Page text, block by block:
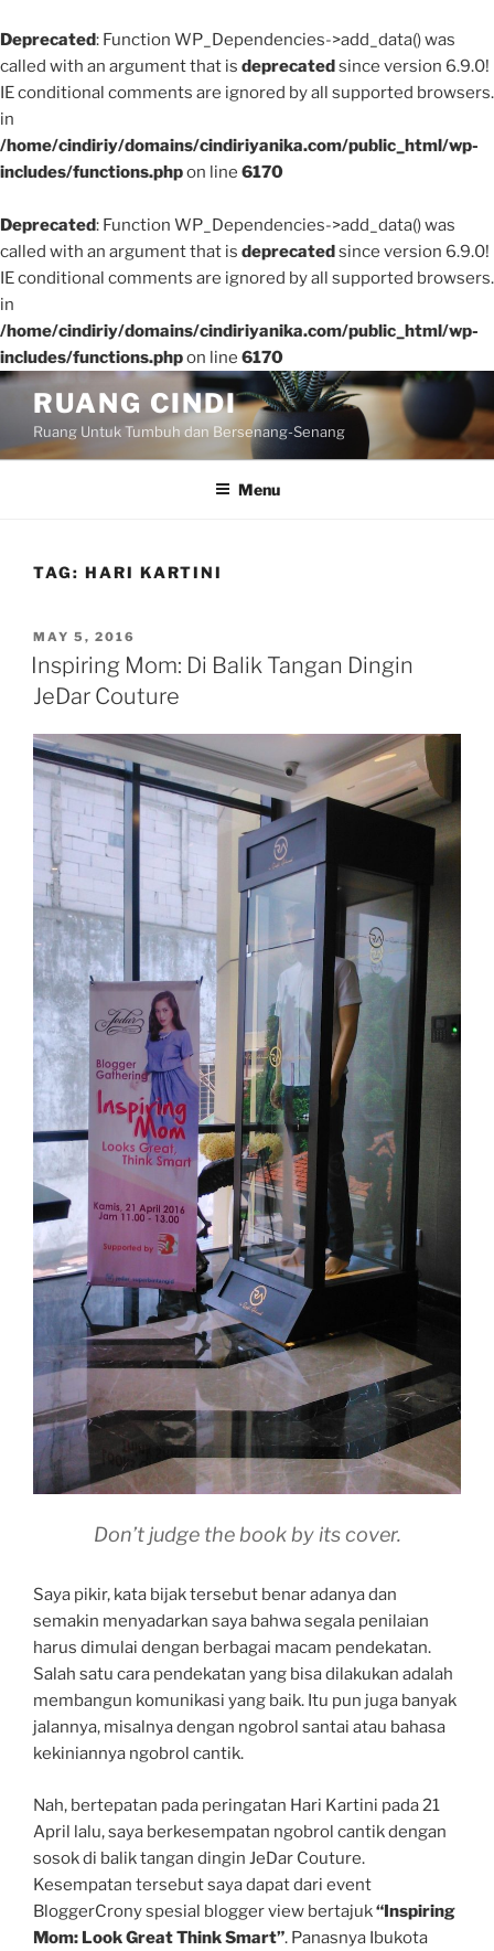
Deprecated: Function WP_Dependencies->add_data() was
called with an argument that is deprecatedsince version 6.9.0!
IE conditional comments are ignored by all supported browsers.
in
/home/cindiriy/domains/cindiriyanika.com/public_html/wp-
includes/functions.phpon line 6170
Deprecated: Function WP_Dependencies->add_data() was
called with an argument that is deprecatedsince version 6.9.0!
IE conditional comments are ignored by all supported browsers.
in
/home/cindiriy/domains/cindiriyanika.com/public_html/wp-
includes/functions.phpon line 6170
Skip
content
RUANG CINDI
Ruang Untuk Tumbuh dan Bersenang-Senang
Menu
TAG: HARI KARTINI
POSTED
ON
MAY 5, 2016
Inspiring Mom: Di Balik Tangan Dingin
JeDar Couture
Don’t judge the book by its cover.
Saya pikir, kata bijak tersebut benar adanya dan
semakin menyadarkan saya bahwa segala penilaian
harus dimulai dengan berbagai macam pendekatan.
Salah satu cara pendekatan yang bisa dilakukan adalah
membangun komunikasi yang baik. Itu pun juga banyak
jalannya, misalnya dengan ngobrol santai atau bahasa
kekiniannya ngobrol cantik.
Nah, bertepatan pada peringatan Hari Kartini pada 21
April lalu, saya berkesempatan ngobrol cantik dengan
sosok di balik tangan dingin JeDar Couture.
Kesempatan tersebut saya dapat dari event
BloggerCrony spesial blogger view bertajuk“Inspiring
Mom: Look Great Think Smart”. Panasnya Ibukota